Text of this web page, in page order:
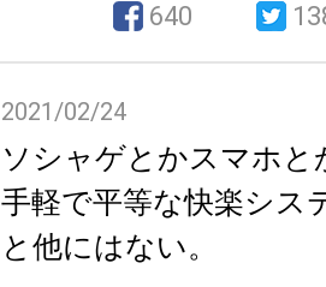
640
2021/02/24
ソシャゲとかスマホと
手軽で平等な快楽シス
と他にはない。